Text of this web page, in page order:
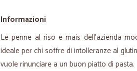
Informazioni
Le penne al riso e mais dell'azienda
ideale per chi soffre di intolleranze al
vuole rinunciare a un buon piatto di pasta.